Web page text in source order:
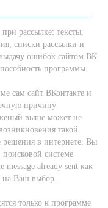
рассылке: тексты,
списки рассылки и
ошибок сайтом ВК
программы.
сам сайт ВКонтакте и
причину
выше может не
такой
в интернете. Вы
системе
already sent как
на Ваш выбор.
только к программе